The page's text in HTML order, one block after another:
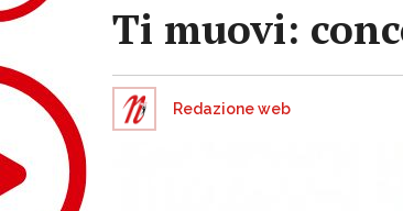
Ti muovi:
Redazione web